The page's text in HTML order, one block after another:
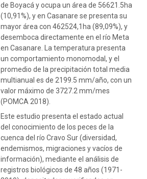
de Boyacá y ocupa un área de 56621.5ha
(10,91%), y en Casanare se presenta su
mayor área con 462524,1ha (89,09%), y
desemboca directamente en el río Meta
en Casanare. La temperatura presenta
un comportamiento monomodal, y el
promedio de la precipitación total media
multianual es de 2199.5 mm/año, con un
valor máximo de 3727.2 mm/mes
(POMCA 2018).
Este estudio presenta el estado actual
del conocimiento de los peces de la
cuenca del río Cravo Sur (diversidad,
endemismos, migraciones y vacíos de
información), mediante el análisis de
registros biológicos de 48 años (1971-